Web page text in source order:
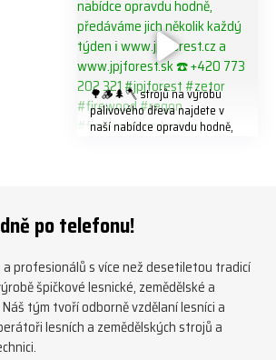
🌳🪵🌲🪓 strojů na výrobu
palivového dřeva najdete v
naší nabídce opravdu hodně,
#firewoodproduction
po telefonu!
profesionálů s více než desetiletou tradicí
špičkové lesnické, zemědělské a
tým tvoří odborně vzdělaní lesníci a
lesních a zemědělských strojů a